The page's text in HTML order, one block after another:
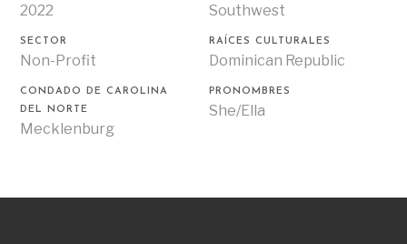
2022 Southwest
SECTOR
Non-Profit
RAÍCES CULTURALES
Dominican Republic
CONDADO DE CAROLINA
DEL NORTE
Mecklenburg
PRONOMBRES
She/Ella